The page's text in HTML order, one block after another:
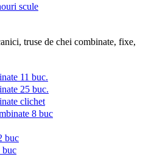
scule
truse de chei combinate, fixe,
11 buc.
25 buc.
clichet
8 buc
buc
buc